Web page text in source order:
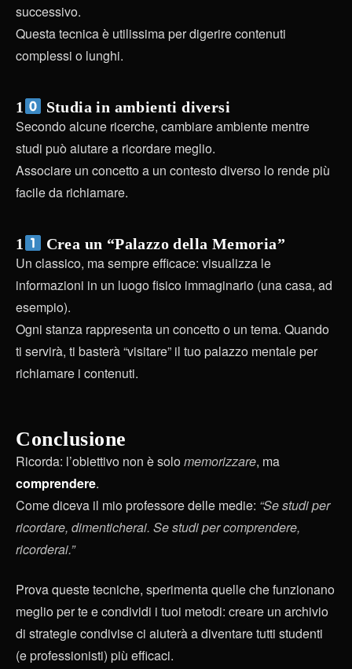
successivo.
Questa tecnica è utilissima per digerire contenuti
complessi o lunghi.
1 Studia in ambienti diversi
Secondo alcune ricerche, cambiare ambiente mentre
studi può aiutare a ricordare meglio.
Associare un concetto a un contesto diverso lo rende più
facile da richiamare.
1 Crea un “Palazzo della Memoria”
Un classico, ma sempre efficace: visualizza le
informazioni in un luogo fisico immaginario (una casa, ad
esempio).
Ogni stanza rappresenta un concetto o un tema. Quando
ti servirà, ti basterà “visitare” il tuo palazzo mentale per
richiamare i contenuti.
Conclusione
Ricorda: l’obiettivo non è solomemorizzare, ma
comprendere.
Come diceva il mio professore delle medie: “Se studi per
ricordare, dimenticherai. Se studi per comprendere,
ricorderai.”
Prova queste tecniche, sperimenta quelle che funzionano
meglio per te e condividi i tuoi metodi: creare un archivio
di strategie condivise ci aiuterà a diventare tutti studenti
(e professionisti) più efficaci.